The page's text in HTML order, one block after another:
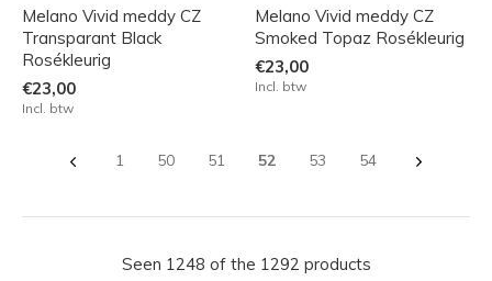
Melano Vivid meddy CZ
Transparant Black
Rosékleurig
€23,00
Incl. btw
Melano Vivid meddy CZ
Smoked Topaz Rosékleurig
€23,00
Incl. btw
1 50 51 52 53 54
Seen 1248 of the 1292 products